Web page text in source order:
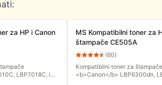
za HP i Canon
LBP7018C, i
MS Kompatibilni toner za
štampače CE505A
(60)
Kompatibilni toner za štampače
<b>Canon</b> LBP6300dn,